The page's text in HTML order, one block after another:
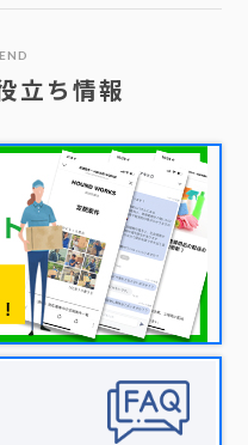
立ち情報